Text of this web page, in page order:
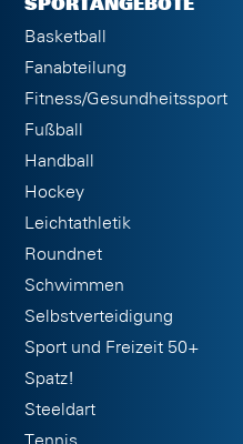
SPORTANGEBOTE
Basketball
Fanabteilung
Fitness/Gesundheitssport
Fußball
Handball
Hockey
Leichtathletik
Roundnet
Schwimmen
Selbstverteidigung
Sport und Freizeit 50+
Spatz!
Steeldart